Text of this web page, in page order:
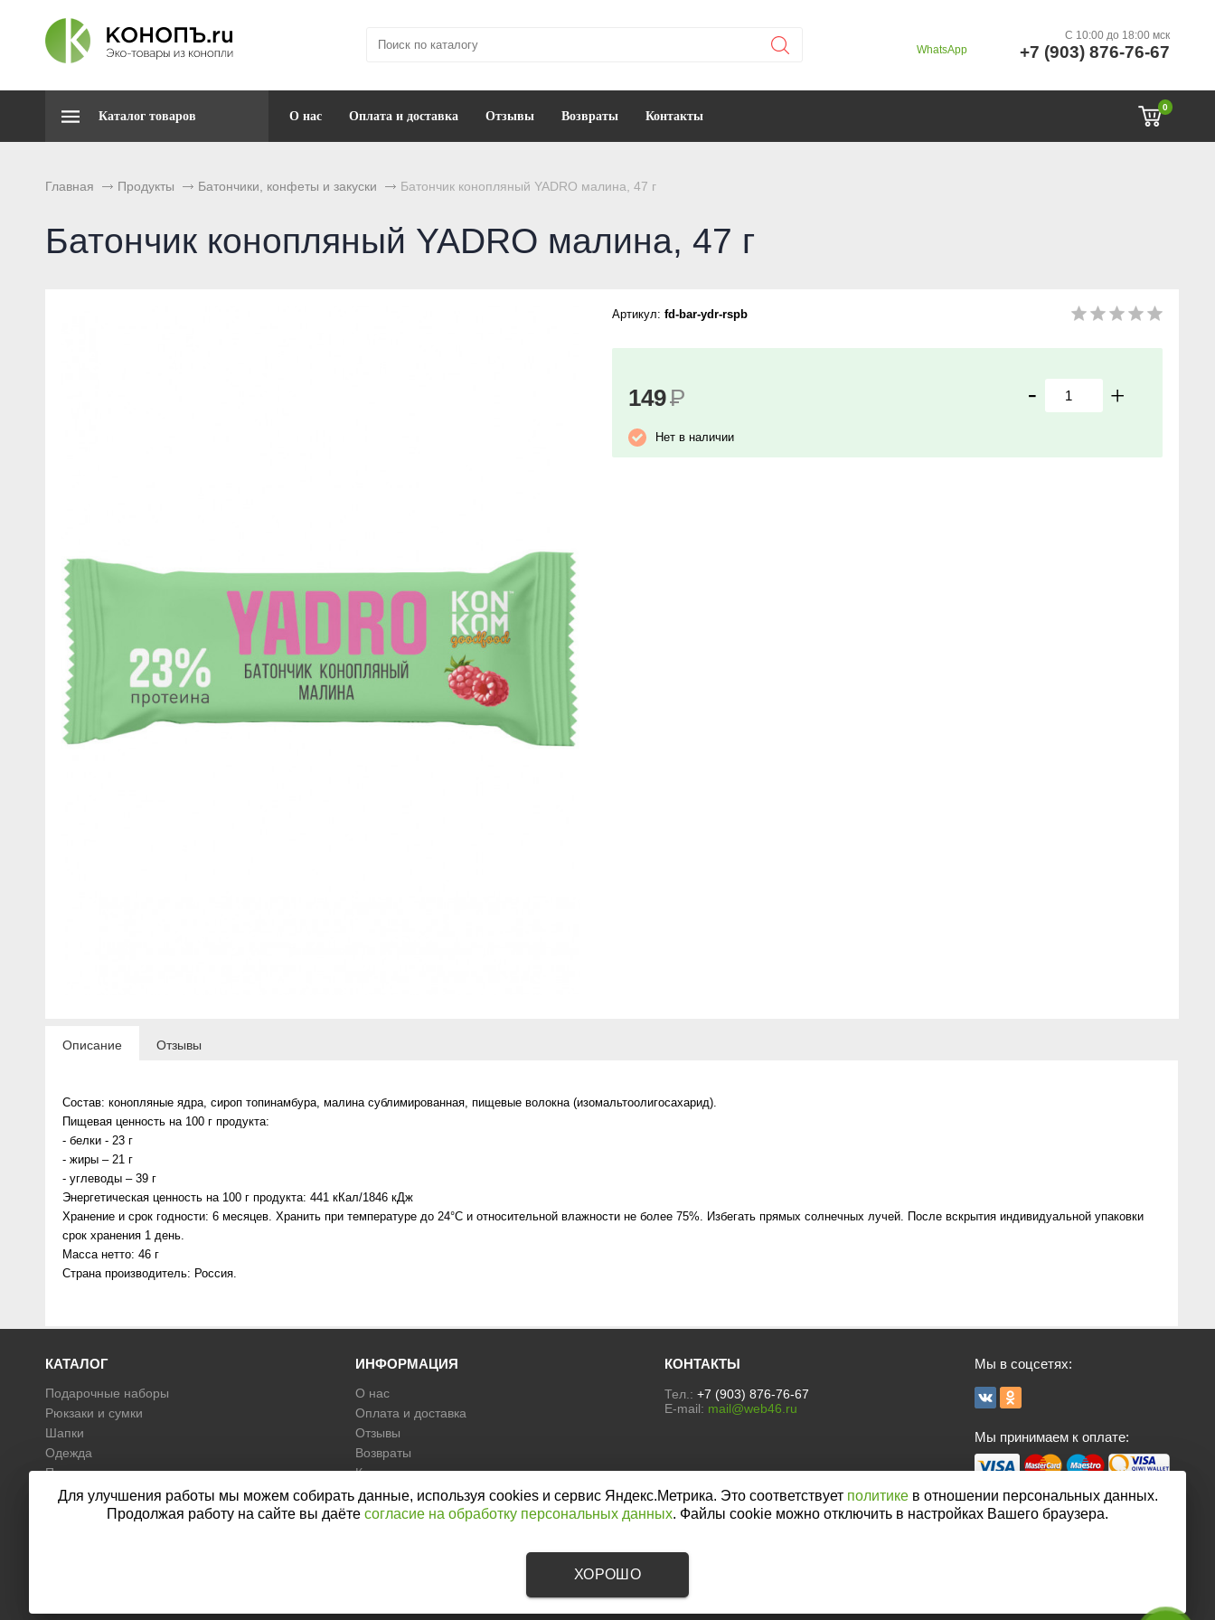
WhatsApp
C 10:00 до 18:00 мск
+7 (903) 876-76-67
0
Каталог товаров О нас Оплата и доставка Отзывы Возвраты Контакты
Главная Продукты Батончики, конфеты и закуски Батончик конопляный YADRO малина, 47 г
Батончик конопляный YADRO малина, 47 г
Артикул: fd-bar-ydr-rspb
- +
149Р
Нет в наличии
Описание Отзывы
Состав: конопляные ядра, сироп топинамбура, малина сублимированная, пищевые волокна (изомальтоолигосахарид).
Пищевая ценность на 100 г продукта:
- белки - 23 г
- жиры – 21 г
- углеводы – 39 г
Энергетическая ценность на 100 г продукта: 441 кКал/1846 кДж
Хранение и срок годности: 6 месяцев. Хранить при температуре до 24°С и относительной влажности не более 75%. Избегать прямых солнечных лучей. После вскрытия индивидуальной упаковки
срок хранения 1 день.
Масса нетто: 46 г
Страна производитель: Россия.
КАТАЛОГ
Подарочные наборы
Рюкзаки и сумки
Шапки
Одежда
Продукты
Косметика
ИНФОРМАЦИЯ
О нас
Оплата и доставка
Отзывы
Возвраты
Контакты
Согласие на обработку персональных
данных
КОНТАКТЫ
Тел.:+7 (903) 876-76-67
E-mail: mail@web46.ru
Мы в соцсетях:
Мы принимаем к оплате:
Для улучшения работы мы можем собирать данные, используя cookies и сервис Яндекс.Метрика. Это соответствует политикев отношении персональных данных.
Продолжая работу на сайте вы даёте согласие на обработку персональных данных. Файлы cookie можно отключить в настройках Вашего браузера.
ХОРОШО